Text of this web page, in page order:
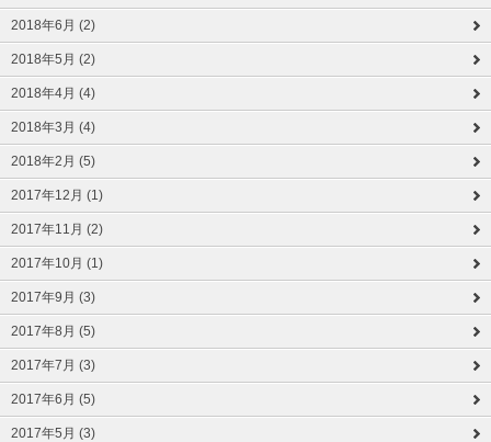
2018年6月 (2)
2018年5月 (2)
2018年4月 (4)
2018年3月 (4)
2018年2月 (5)
2017年12月 (1)
2017年11月 (2)
2017年10月 (1)
2017年9月 (3)
2017年8月 (5)
2017年7月 (3)
2017年6月 (5)
2017年5月 (3)